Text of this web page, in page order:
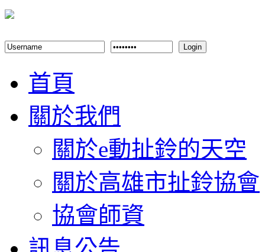
Login
首頁
關於我們
關於e動扯鈴的天空
關於高雄市扯鈴協會
協會師資